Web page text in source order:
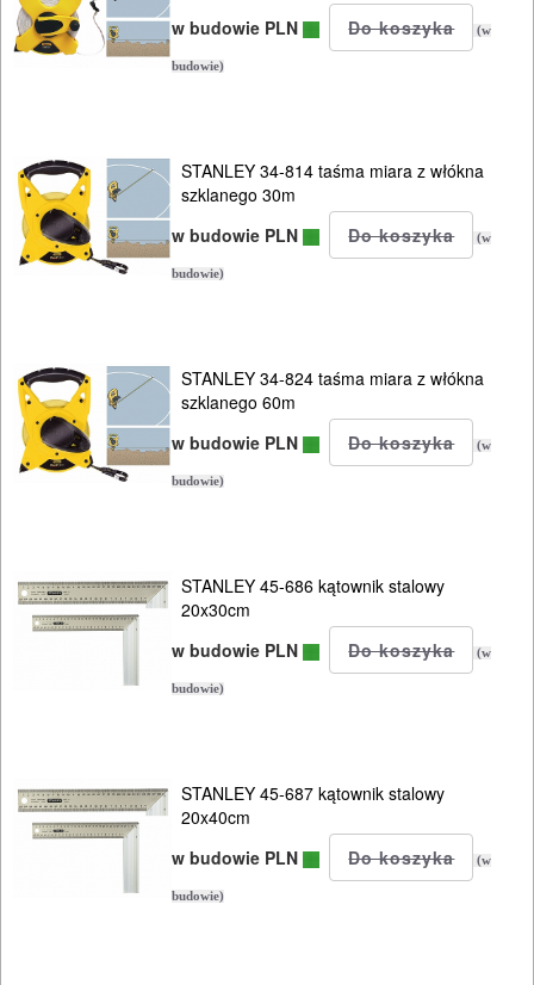
w budowie PLN
(w
budowie)
STANLEY 34-814 taśma miara z włókna
szklanego 30m
w budowie PLN
(w
budowie)
STANLEY 34-824 taśma miara z włókna
szklanego 60m
w budowie PLN
(w
budowie)
STANLEY 45-686 kątownik stalowy
20x30cm
w budowie PLN
(w
budowie)
STANLEY 45-687 kątownik stalowy
20x40cm
w budowie PLN
(w
budowie)